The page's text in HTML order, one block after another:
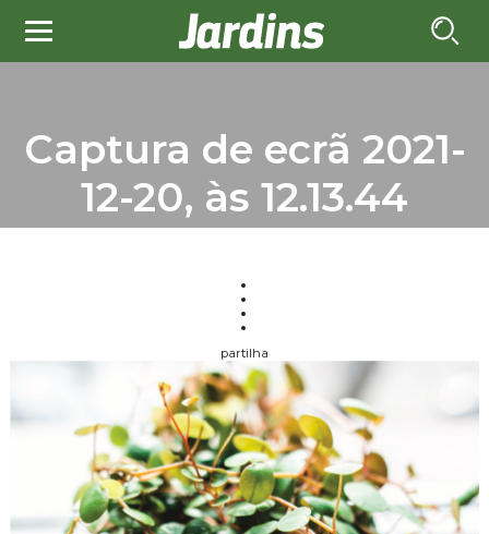
Captura de ecrã 2021-
12-20, às 12.13.44
partilha